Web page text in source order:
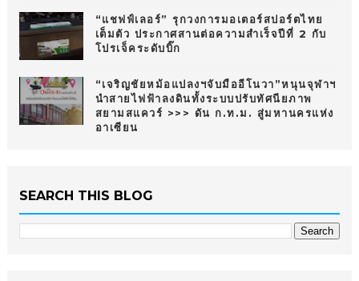
“แชฟฟ์เลอร์” รุกวงการมอเตอร์สปอร์ตไทย
เต็มตัว ประกาศสานต่อความสำเร็จปีที่ 2 กับ
โปรเจ็คระดับบิ๊ก
“เจริญชัยหม้อแปลงฯจับมืออีโนวา”หนุนจุฬาฯ
นำสายไฟฟ้าลงดินทั้งระบบปรับทัศนียภาพ
สยามสแควร์ >>> ดัน ก.ท.ม. สู่มหานครแห่ง
อาเซียน
SEARCH THIS BLOG